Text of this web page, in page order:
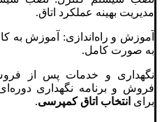
مدیریت بهینه عملکرد اتاق.
آموزش و راه‌اندازی: آموزش به
به صورت کامل.
نگهداری و خدمات پس از
فروش و برنامه نگهداری
برای انتخاب اتاق کمپرسی.